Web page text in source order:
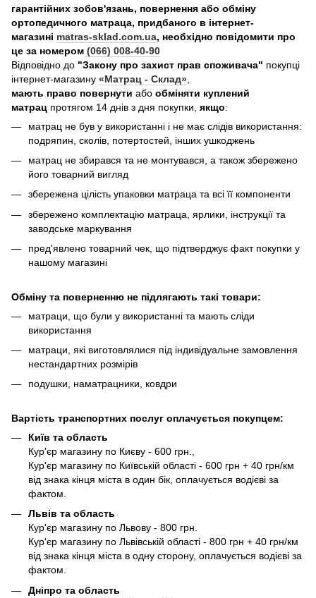
гарантійних зобов'язань, повернення або обміну
ортопедичного матраца, придбаного в інтернет-
магазині matras-sklad.com.ua, необхідно повідомити про
це за номером (066) 008-40-90
Відповідно до "Закону про захист прав споживача" покупці
інтернет-магазину «Матрац - Склад»
мають право повернути або обміняти куплений
матрац протягом 14 днів з дня покупки, якщо:
матрац не був у використанні і не має слідів використання:
подряпин, сколів, потертостей, інших ушкоджень
матрац не збирався та не монтувався, а також збережено
його товарний вигляд
збережена цілість упаковки матраца та всі її компоненти
збережено комплектацію матраца, ярлики, інструкції та
заводське маркування
пред'явлено товарний чек, що підтверджує факт покупки у
нашому магазині
Обміну та поверненню не підлягають такі товари:
матраци, що були у використанні та мають сліди
використання
матраци, які виготовлялися під індивідуальне замовлення
нестандартних розмірів
подушки, наматрацники, ковдри
Вартість транспортних послуг оплачується покупцем:
Київ та область
Кур'єр магазину по Києву - 600 грн.,
Кур'єр магазину по Київській області - 600 грн + 40 грн/км
від знака кінця міста в один бік, оплачується водієві за
фактом.
Львів та область
Кур'єр магазину по Львову - 800 грн.
Кур'єр магазину по Львівській області - 800 грн + 40 грн/км
від знака кінця міста в одну сторону, оплачується водієві за
фактом.
Дніпро та область